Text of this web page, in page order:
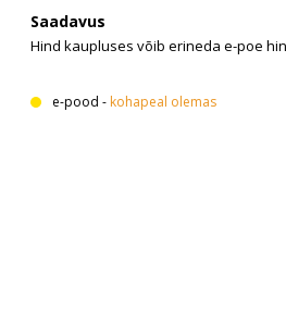
Saadavus
Hind kaupluses võib erineda e-poe
e-pood - kohapeal olemas